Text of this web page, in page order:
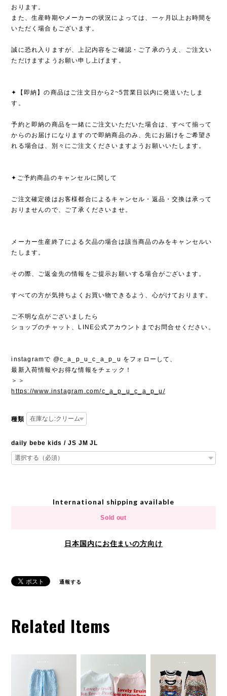
おります。
また、生産時期やメーカーの状況によっては、一ヶ月以上お時間を
いただく場合もございます。
誠に恐れ入りますが、上記内容をご確認・ご了承のうえ、ご注文い
ただけますようお願い申し上げます。
✦【即納】の商品はご注文日から2~5営業日以内に発送いたしま
す。
予約と即納の商品を一緒にご注文いただいた場合は、すべて揃って
からのお届けになりますので即納商品のみ、先にお届けをご希望さ
れる場合は、別々にご注文くださいますようお願いいたします。
✦ご予約商品のキャンセルに関して
ご注文確定後はお客様都合によるキャンセル・返品・交換は承って
おりませんので、ご了承くださいませ。
メーカー生産終了による欠品の場合は該当商品のみをキャンセルい
たします。
その際、ご返金先の情報をご提示お願いする場合がございます。
すべての方が気持ちよくお買い物できるよう、心がけております。
ご不明な点がございましたら
ショップのチャット、LINE公式アカウントまでお問合せください。
instagramで @c_a_p_u_c_a_p_u をフォローして、
最新入荷情報やお得な情報をチェック！
＞＞
https://www.instagram.com/c_a_p_u_c_a_p_u/
種類
daily bebe kids / JS JM JL
International shipping available
Sold out
日本国内にお住まいの方向け
通報する
Related Items